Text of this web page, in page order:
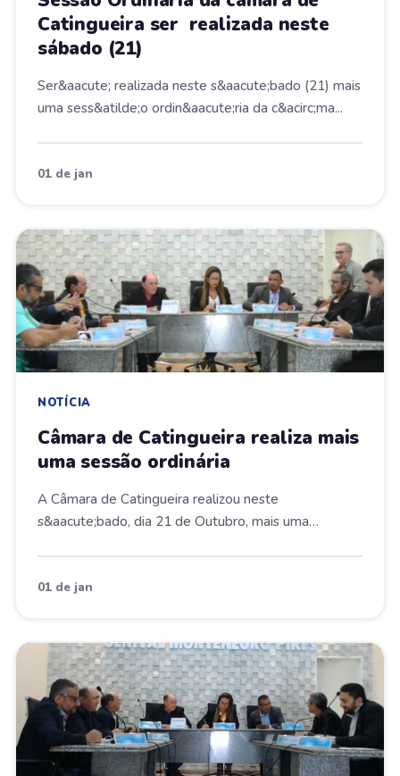
Catingueira ser realizada neste
sábado (21)
Ser&aacute; realizada neste s&aacute;bado (21) mais
uma sess&atilde;o ordin&aacute;ria da c&acirc;ma...
01 de jan
NOTÍCIA
Câmara de Catingueira realiza mais
uma sessão ordinária
A Câmara de Catingueira realizou neste
s&aacute;bado, dia 21 de Outubro, mais uma
01 de jan